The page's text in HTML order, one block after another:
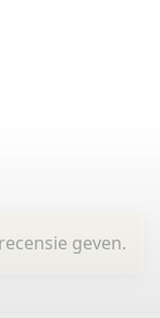
geven.